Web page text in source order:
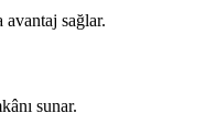
avantaj sağlar.
sunar.